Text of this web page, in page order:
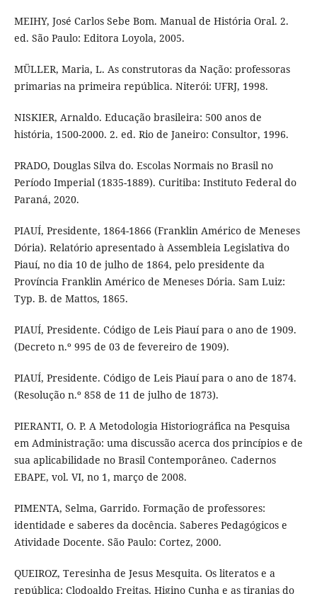
MEIHY, José Carlos Sebe Bom. Manual de História Oral. 2.
ed. São Paulo: Editora Loyola, 2005.
MÜLLER, Maria, L. As construtoras da Nação: professoras
primarias na primeira república. Niterói: UFRJ, 1998.
NISKIER, Arnaldo. Educação brasileira: 500 anos de
história, 1500-2000. 2. ed. Rio de Janeiro: Consultor, 1996.
PRADO, Douglas Silva do. Escolas Normais no Brasil no
Período Imperial (1835-1889). Curitiba: Instituto Federal do
Paraná, 2020.
PIAUÍ, Presidente, 1864-1866 (Franklin Américo de Meneses
Dória). Relatório apresentado à Assembleia Legislativa do
Piauí, no dia 10 de julho de 1864, pelo presidente da
Província Franklin Américo de Meneses Dória. Sam Luiz:
Typ. B. de Mattos, 1865.
PIAUÍ, Presidente. Código de Leis Piauí para o ano de 1909.
(Decreto n.º 995 de 03 de fevereiro de 1909).
PIAUÍ, Presidente. Código de Leis Piauí para o ano de 1874.
(Resolução n.º 858 de 11 de julho de 1873).
PIERANTI, O. P. A Metodologia Historiográfica na Pesquisa
em Administração: uma discussão acerca dos princípios e de
sua aplicabilidade no Brasil Contemporâneo. Cadernos
EBAPE, vol. VI, no 1, março de 2008.
PIMENTA, Selma, Garrido. Formação de professores:
identidade e saberes da docência. Saberes Pedagógicos e
Atividade Docente. São Paulo: Cortez, 2000.
QUEIROZ, Teresinha de Jesus Mesquita. Os literatos e a
república: Clodoaldo Freitas, Higino Cunha e as tiranias do